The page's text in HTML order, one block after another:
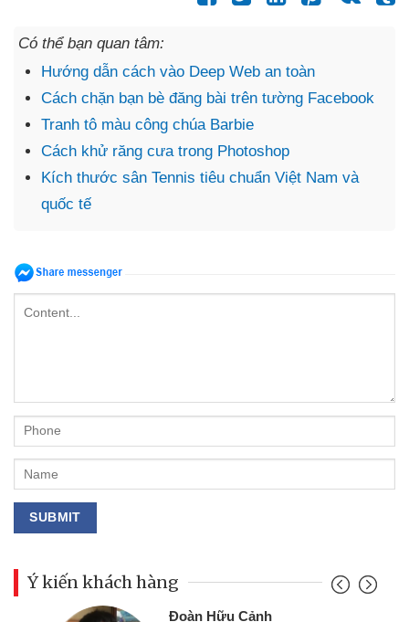
Có thể bạn quan tâm:
Hướng dẫn cách vào Deep Web an toàn
Cách chặn bạn bè đăng bài trên tường Facebook
Tranh tô màu công chúa Barbie
Cách khử răng cưa trong Photoshop
Kích thước sân Tennis tiêu chuẩn Việt Nam và
quốc tế
Ý kiến khách hàng
Đoàn Hữu Cảnh